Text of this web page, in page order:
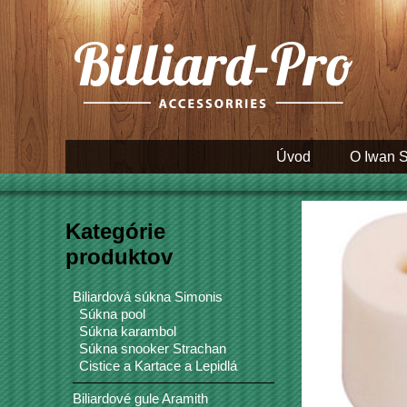
Úvod O Iwan
Kategórie
produktov
Biliardová súkna Simonis
Súkna pool
Súkna karambol
Súkna snooker Strachan
Cistice a Kartace a Lepidlá
Biliardové gule Aramith